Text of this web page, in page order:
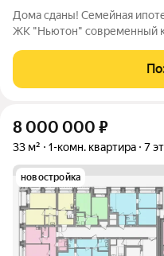
Дома сданы! Семейная
ЖК "Ньютон" современный комплекс комфорт-класса в 5
монолитно-кирпичных
на две стороны -
8 000 000 ₽
33 м² 1-комн. квартира 7
новостройка